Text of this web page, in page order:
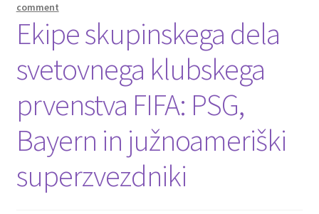
Trgovina
Zaključek nakupa
comment
Ekipe skupinskega dela
svetovnega klubskega
prvenstva FIFA: PSG,
Bayern in južnoameriški
superzvezdniki